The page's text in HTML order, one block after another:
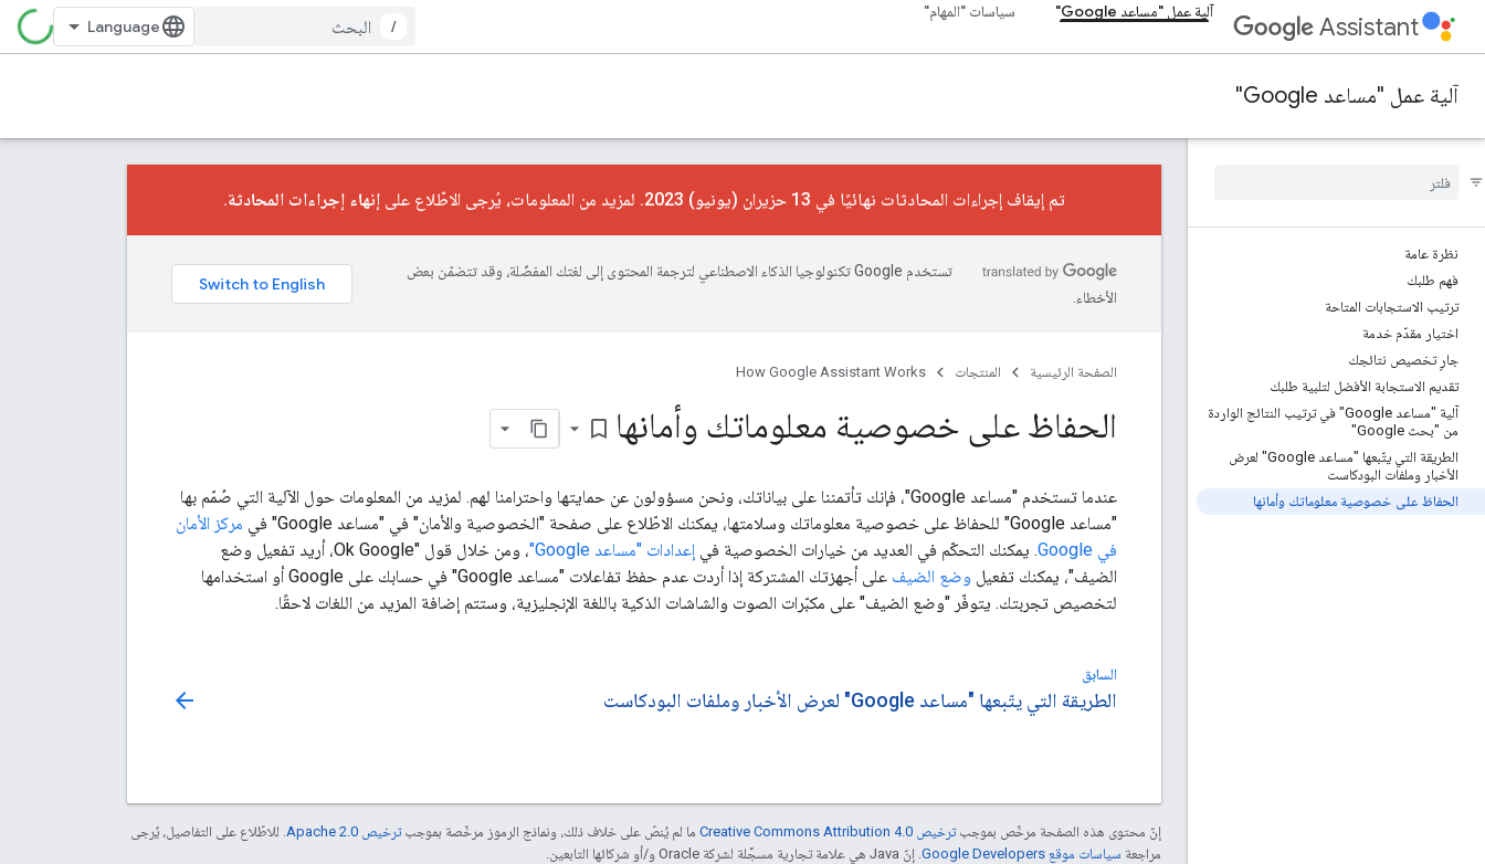
Assistant
آلية عمل "مساعد Google" سياسات "المهام"
/
آلية عمل "مساعد Google"
نظرة عامة
فهم طلبك
ترتيب الاستجابات المتاحة
اختيار مقدّم خدمة
جارٍ تخصيص نتائجك
تقديم الاستجابة الأفضل لتلبية طلبك
آلية "مساعد Google" في ترتيب النتائج الواردة
من "بحث Google"
الطريقة التي يتّبعها "مساعد Google" لعرض
الأخبار وملفات البودكاست
الحفاظ على خصوصية معلوماتك وأمانها
تم إيقاف إجراءات المحادثات نهائيًا في 13 حزيران (يونيو) 2023. لمزيد من المعلومات، يُرجى الاطّلاع على إنهاء إجراءات المحادثة.
تستخدم Google تكنولوجيا الذكاء الاصطناعي لترجمة المحتوى إلى لغتك المفضّلة، وقد تتضمّن بعض
الأخطاء.
الصفحة الرئيسية المنتجات How Google Assistant Works
الحفاظ على خصوصية معلوماتك وأمانها bookmark_border
عندما تستخدم "مساعد Google"، فإنك تأتمننا على بياناتك، ونحن مسؤولون عن حمايتها واحترامنا لهم. لمزيد من المعلومات حول الآلية التي صُمّم بها
"مساعد Google" للحفاظ على خصوصية معلوماتك وسلامتها، يمكنك الاطّلاع على صفحة "الخصوصية والأمان" في "مساعد Google" في
مركز الأمان
في Google
. يمكنك التحكّم في العديد من خيارات الخصوصية في إعدادات "مساعد Google"
، ومن خلال قول "Ok Google، أريد تفعيل وضع
الضيف"، يمكنك تفعيل وضع الضيف
على أجهزتك المشتركة إذا أردت عدم حفظ تفاعلات "مساعد Google" في حسابك على Google أو استخدامها
لتخصيص تجربتك. يتوفّر "وضع الضيف" على مكبّرات الصوت والشاشات الذكية باللغة الإنجليزية، وستتم إضافة المزيد من اللغات لاحقًا.
السابق
arrow_back الطريقة التي يتّبعها "مساعد Google" لعرض الأخبار وملفات البودكاست
إنّ محتوى هذه الصفحة مرخّص بموجبترخيص Creative Commons Attribution 4.0‏ ما لم يُنصّ على خلاف ذلك، ونماذج الرموز مرخّصة بموجبترخيص Apache 2.0‏
. للاطّلاع على التفاصيل، يُرجى
مراجعة سياسات موقع Google Developers‏ . إنّ Java هي علامة تجارية مسجَّلة لشركة Oracle و/أو شركائها التابعين.